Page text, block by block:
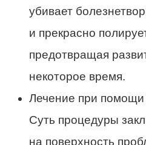
убивает
и прекрасно
предотвращая
некоторое время.
Лечение при помощи
Суть процедуры
на поверхность